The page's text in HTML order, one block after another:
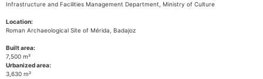
Infrastructure and Facilities Management Department, Ministry of Culture
Location:
Roman Archaeological Site of Mérida, Badajoz
Built area:
7,500 m²
Urbanized area:
3,630 m²